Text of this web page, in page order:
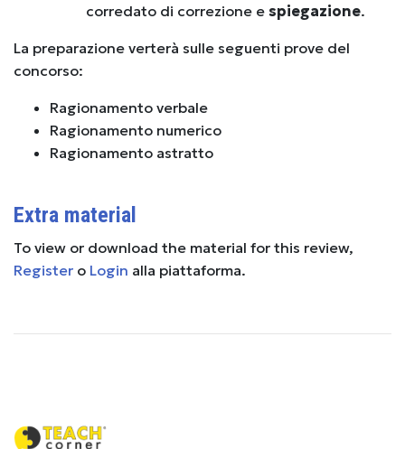
corredato di correzione e spiegazione.
La preparazione verterà sulle seguenti prove del
concorso:
Ragionamento verbale
Ragionamento numerico
Ragionamento astratto
Extra material
To view or download the material for this review,
Register o Login alla piattaforma.